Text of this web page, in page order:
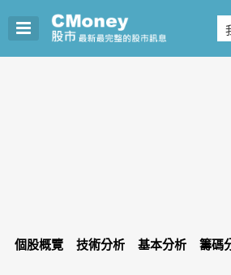
個股概覽 技術分析 基本分析 籌碼